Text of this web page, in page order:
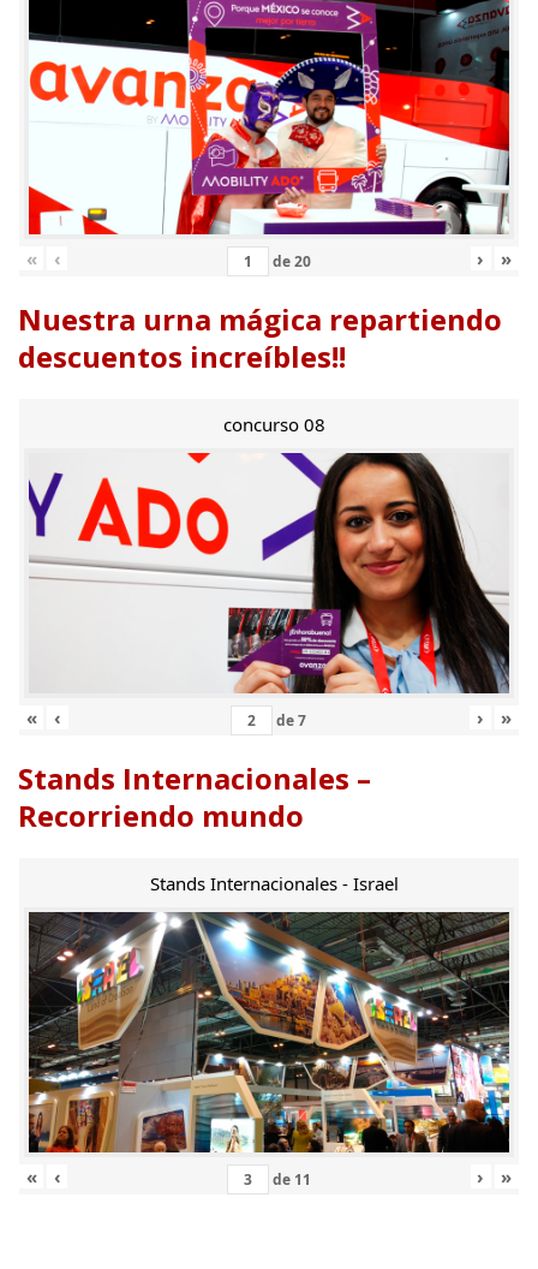
« ‹ de20 › »
Nuestra urna mágica repartiendo
descuentos increíbles!!
concurso 08
« ‹ de7 › »
Stands Internacionales –
Recorriendo mundo
Stands Internacionales - Israel
« ‹ de 11 › »